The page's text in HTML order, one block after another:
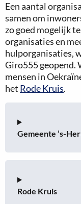
Een aantal
samen om
zo goed mogelijk
organisaties en
hulporganisaties,
Giro555 geopend.
mensen in
het Rode Kruis.
Gemeente ’s-
Rode Kruis